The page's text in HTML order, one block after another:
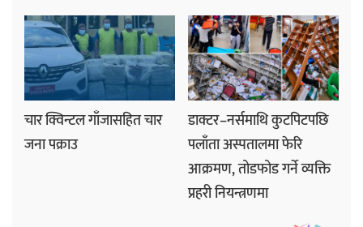
चार क्विन्टल गाँजासहित चार
जना पक्राउ
डाक्टर–नर्समाथि कुटपिटपछि
पलाँता अस्पतालमा फेरि
आक्रमण, तोडफोड गर्ने व्यक्ति
प्रहरी नियन्त्रणमा